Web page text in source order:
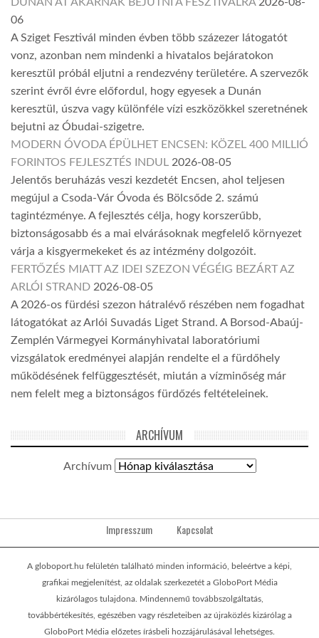
06
A Sziget Fesztivál minden évben több százezer látogatót
vonz, azonban nem mindenki a hivatalos bejáratokon
keresztül próbál eljutni a rendezvény területére. A szervezők
szerint évről évre előfordul, hogy egyesek a Dunán
keresztül, úszva vagy különféle vízi eszközökkel szeretnének
bejutni az Óbudai-szigetre.
MODERN ÓVODA ÉPÜLHET ENCSEN: KÖZEL 400 MILLIÓ
FORINTOS FEJLESZTÉS INDUL 2026-08-05
Jelentős beruházás veszi kezdetét Encsen, ahol teljesen
megújul a Csoda-Vár Óvoda és Bölcsőde 2. számú
tagintézménye. A fejlesztés célja, hogy korszerűbb,
biztonságosabb és a mai elvárásoknak megfelelő környezet
várja a kisgyermekeket és az intézmény dolgozóit.
FERTŐZÉS MIATT AZ IDEI SZEZON VÉGÉIG BEZÁRT AZ
ARLÓI STRAND 2026-08-05
A 2026-os fürdési szezon hátralévő részében nem fogadhat
látogatókat az Arlói Suvadás Liget Strand. A Borsod-Abaúj-
Zemplén Vármegyei Kormányhivatal laboratóriumi
vizsgálatok eredményei alapján rendelte el a fürdőhely
működésének felfüggesztését, miután a vízminőség már
nem felelt meg a biztonságos fürdőzés feltételeinek.
ARCHÍVUM
Archívum
Impresszum Kapcsolat
A globoport.hu felületén található minden információ, beleértve a képi,
grafikai megjelenítést, az oldalak szerkezetét a GloboPort Média
kizárólagos tulajdona. Mindennemű továbbszolgáltatás,
továbbértékesítés, egészében vagy részleteiben az újraközlés kizárólag a
GloboPort Média előzetes írásbeli hozzájárulásával lehetséges.